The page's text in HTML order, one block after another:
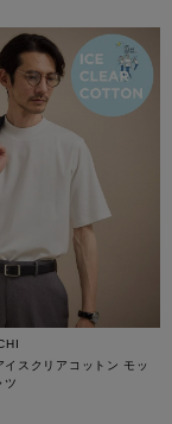
イスクリアコットン モッ
ツ